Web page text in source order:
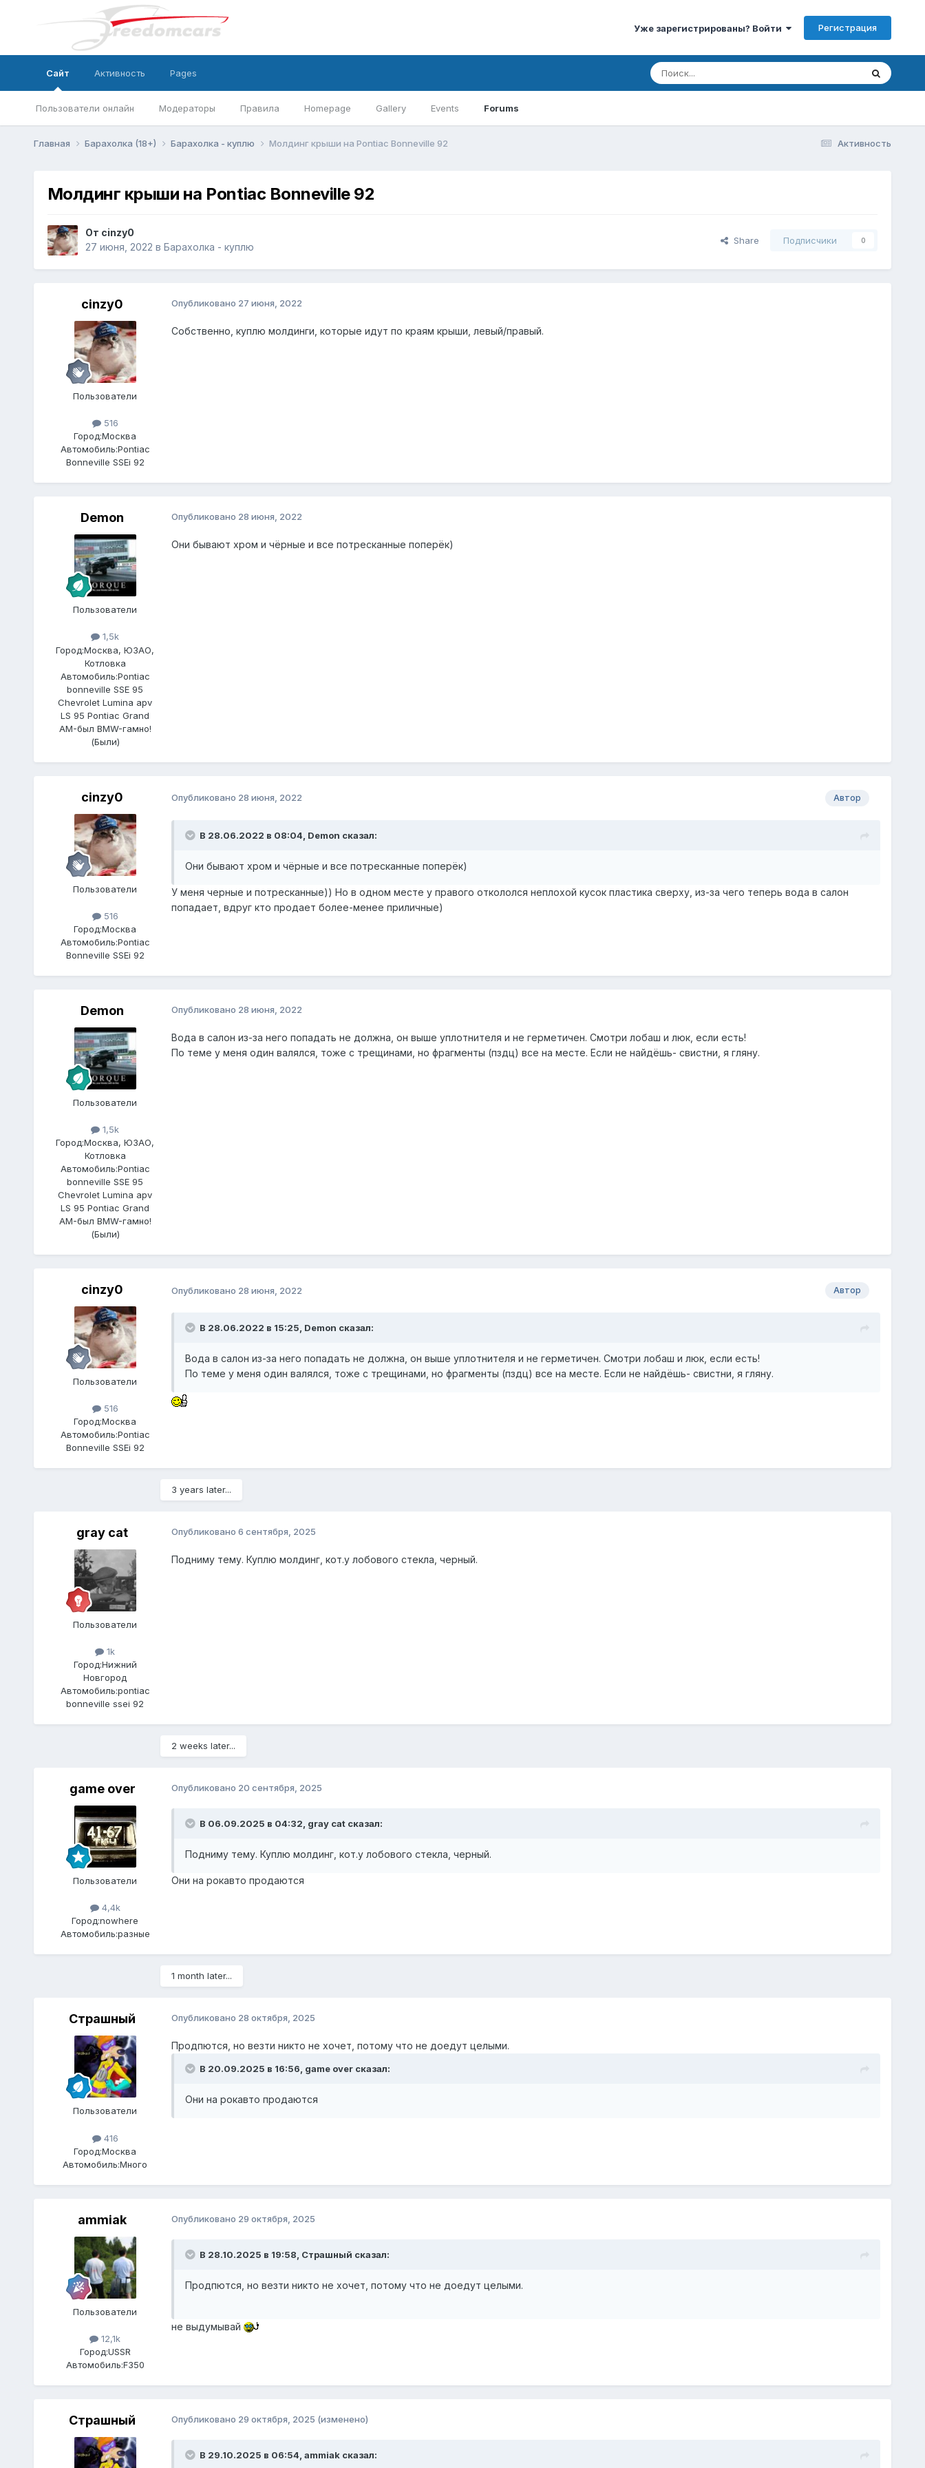
Уже зарегистрированы? Войти Регистрация
Сайт
Пользователи онлайн Модераторы Правила Homepage Gallery Events Forums
Активность Pages
Активность
Главная Барахолка (18+) Барахолка - куплю Молдинг крыши на Pontiac Bonneville 92
Молдинг крыши на Pontiac Bonneville 92
От cinzy0
27 июня, 2022 в Барахолка - куплю
Share Подписчики 0
cinzy0
Пользователи
516
Город:Москва
Автомобиль:Pontiac
Bonneville SSEi 92
Опубликовано 27 июня, 2022
Собственно, куплю молдинги, которые идут по краям крыши, левый/правый.
Demon
Пользователи
1,5k
Город:Москва, ЮЗАО,
Котловка
Автомобиль:Pontiac
bonneville SSE 95
Chevrolet Lumina apv
LS 95 Pontiac Grand
AM-был BMW-гамно!
(Были)
Опубликовано 28 июня, 2022
Они бывают хром и чёрные и все потресканные поперёк)
cinzy0
Пользователи
516
Город:Москва
Автомобиль:Pontiac
Bonneville SSEi 92
Автор
Опубликовано 28 июня, 2022
В 28.06.2022 в 08:04, Demon сказал:
Они бывают хром и чёрные и все потресканные поперёк)
У меня черные и потресканные)) Но в одном месте у правого откололся неплохой кусок пластика сверху, из-за чего теперь вода в салон
попадает, вдруг кто продает более-менее приличные)
Demon
Пользователи
1,5k
Город:Москва, ЮЗАО,
Котловка
Автомобиль:Pontiac
bonneville SSE 95
Chevrolet Lumina apv
LS 95 Pontiac Grand
AM-был BMW-гамно!
(Были)
Опубликовано 28 июня, 2022
Вода в салон из-за него попадать не должна, он выше уплотнителя и не герметичен. Смотри лобаш и люк, если есть!
По теме у меня один валялся, тоже с трещинами, но фрагменты (пздц) все на месте. Если не найдёшь- свистни, я гляну.
cinzy0
Пользователи
516
Город:Москва
Автомобиль:Pontiac
Bonneville SSEi 92
Автор
Опубликовано 28 июня, 2022
В 28.06.2022 в 15:25, Demon сказал:
Вода в салон из-за него попадать не должна, он выше уплотнителя и не герметичен. Смотри лобаш и люк, если есть!
По теме у меня один валялся, тоже с трещинами, но фрагменты (пздц) все на месте. Если не найдёшь- свистни, я гляну.
3 years later...
gray cat
Пользователи
1k
Город:Нижний
Новгород
Автомобиль:pontiac
bonneville ssei 92
Опубликовано 6 сентября, 2025
Подниму тему. Куплю молдинг, кот.у лобового стекла, черный.
2 weeks later...
game over
Пользователи
4,4k
Город:nowhere
Автомобиль:разные
Опубликовано 20 сентября, 2025
В 06.09.2025 в 04:32, gray catсказал:
Подниму тему. Куплю молдинг, кот.у лобового стекла, черный.
Они на рокавто продаются
1 month later...
Страшный
Пользователи
416
Город:Москва
Автомобиль:Много
Опубликовано 28 октября, 2025
Продпются, но везти никто не хочет, потому что не доедут целыми.
В 20.09.2025 в 16:56, game overсказал:
Они на рокавто продаются
ammiak
Пользователи
12,1k
Город:USSR
Автомобиль:F350
Опубликовано 29 октября, 2025
В 28.10.2025 в 19:58, Страшный сказал:
Продпются, но везти никто не хочет, потому что не доедут целыми.
не выдумывай
Страшный Опубликовано 29 октября, 2025 (изменено)
В 29.10.2025 в 06:54, ammiakсказал: